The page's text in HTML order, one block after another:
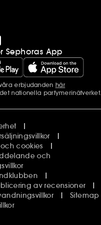
Sephoras App
erbjudanden här
nationella parfymerinätverket.
cookies
och
av recensioner
Sitemap